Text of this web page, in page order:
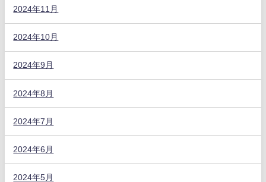
2024年11月
2024年10月
2024年9月
2024年8月
2024年7月
2024年6月
2024年5月